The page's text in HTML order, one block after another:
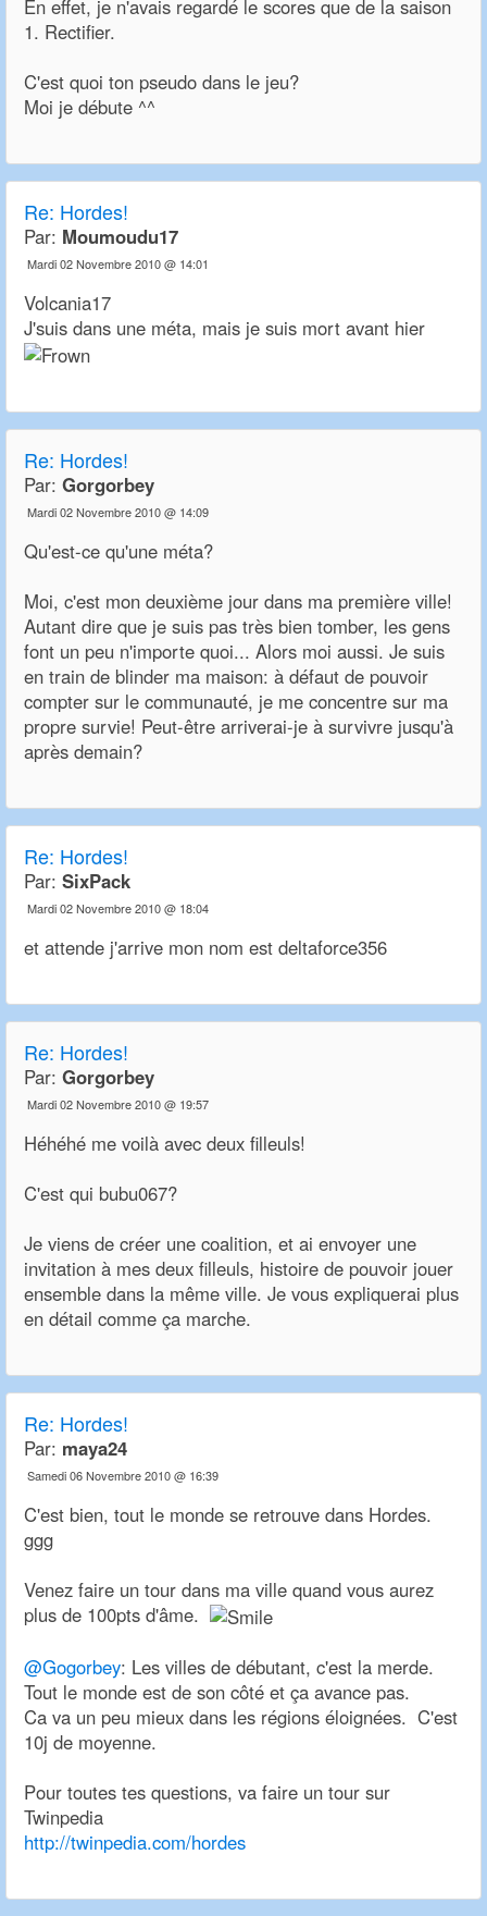
En effet, je n'avais regardé le scores que de la saison
1. Rectifier.
C'est quoi ton pseudo dans le jeu?
Moi je débute ^^
Re: Hordes!
Par: Moumoudu17
Mardi 02 Novembre 2010 @ 14:01
Volcania17
J'suis dans une méta, mais je suis mort avant hier
Re: Hordes!
Par: Gorgorbey
Mardi 02 Novembre 2010 @ 14:09
Qu'est-ce qu'une méta?
Moi, c'est mon deuxième jour dans ma première ville!
Autant dire que je suis pas très bien tomber, les gens
font un peu n'importe quoi... Alors moi aussi. Je suis
en train de blinder ma maison: à défaut de pouvoir
compter sur le communauté, je me concentre sur ma
propre survie! Peut-être arriverai-je à survivre jusqu'à
après demain?
Re: Hordes!
Par: SixPack
Mardi 02 Novembre 2010 @ 18:04
et attende j'arrive mon nom est deltaforce356
Re: Hordes!
Par: Gorgorbey
Mardi 02 Novembre 2010 @ 19:57
Héhéhé me voilà avec deux filleuls!
C'est qui bubu067?
Je viens de créer une coalition, et ai envoyer une
invitation à mes deux filleuls, histoire de pouvoir jouer
ensemble dans la même ville. Je vous expliquerai plus
en détail comme ça marche.
Re: Hordes!
Par: maya24
Samedi 06 Novembre 2010 @ 16:39
C'est bien, tout le monde se retrouve dans Hordes.
ggg
Venez faire un tour dans ma ville quand vous aurez
plus de 100pts d'âme.
@Gogorbey: Les villes de débutant, c'est la merde.
Tout le monde est de son côté et ça avance pas.
Ca va un peu mieux dans les régions éloignées. C'est
10j de moyenne.
Pour toutes tes questions, va faire un tour sur
Twinpedia
http://twinpedia.com/hordes